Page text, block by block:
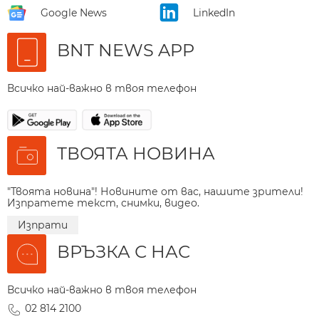
Google News LinkedIn
BNT NEWS APP
Всичко най-важно в твоя телефон
ТВОЯТА НОВИНА
"Твоята новина"! Новините от вас, нашите зрители!
Изпратете текст, снимки, видео.
Изпрати
ВРЪЗКА С НАС
Всичко най-важно в твоя телефон
02 814 2100